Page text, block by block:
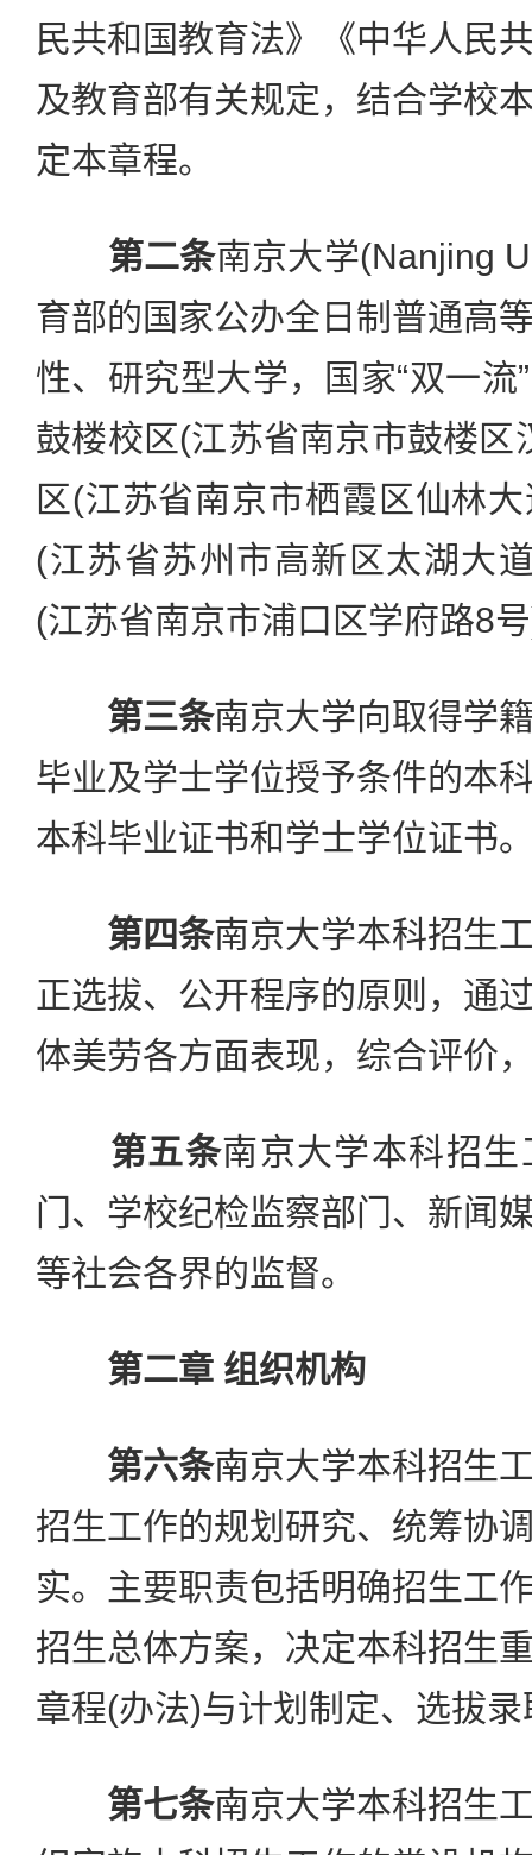
民共和国教育法》《中华人民
及教育部有关规定，结合学校
定本章程。
第二条南京大学(Nanjing
育部的国家公办全日制普通高
性、研究型大学，国家“双一流
鼓楼校区(江苏省南京市鼓楼区
区(江苏省南京市栖霞区仙林
(江苏省苏州市高新区太湖大
(江苏省南京市浦口区学府路8
第三条南京大学向取得学
毕业及学士学位授予条件的本
本科毕业证书和学士学位证书
第四条南京大学本科招生
正选拔、公开程序的原则，通
体美劳各方面表现，综合评价
第五条南京大学本科招
门、学校纪检监察部门、新闻
等社会各界的监督。
第二章 组织机构
第六条南京大学本科招生
招生工作的规划研究、统筹协
实。主要职责包括明确招生工
招生总体方案，决定本科招生
章程(办法)与计划制定、选拔
第七条南京大学本科招生